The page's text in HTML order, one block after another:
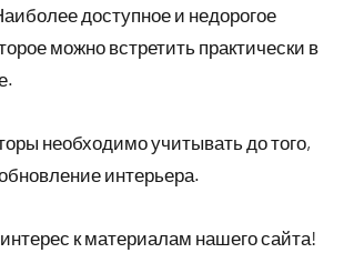
доступное и недорогое
можно встретить практически в
необходимо учитывать до того,
интерьера.
к материалам нашего сайта!